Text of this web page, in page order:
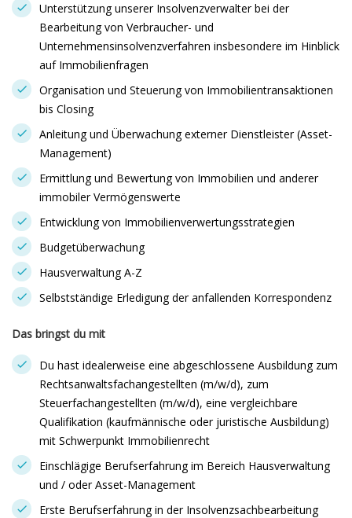
Unterstützung unserer Insolvenzverwalter bei der
Bearbeitung von Verbraucher- und
Unternehmensinsolvenzverfahren insbesondere im Hinblick
auf Immobilienfragen
Organisation und Steuerung von Immobilientransaktionen
bis Closing
Anleitung und Überwachung externer Dienstleister (Asset-
Management)
Ermittlung und Bewertung von Immobilien und anderer
immobiler Vermögenswerte
Entwicklung von Immobilienverwertungsstrategien
Budgetüberwachung
Hausverwaltung A-Z
Selbstständige Erledigung der anfallenden Korrespondenz
Das bringst du mit
Du hast idealerweise eine abgeschlossene Ausbildung zum
Rechtsanwaltsfachangestellten (m/w/d), zum
Steuerfachangestellten (m/w/d), eine vergleichbare
Qualifikation (kaufmännische oder juristische Ausbildung)
mit Schwerpunkt Immobilienrecht
Einschlägige Berufserfahrung im Bereich Hausverwaltung
und / oder Asset-Management
Erste Berufserfahrung in der Insolvenzsachbearbeitung